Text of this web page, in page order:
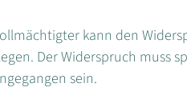
kann den
Der Widerspruch muss
sein.